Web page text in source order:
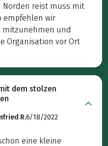
Norden reist muss mit
empfehlen wir
mitzunehmen und
Organisation vor Ort
dem stolzen
R.6/18/2022
eine kleine